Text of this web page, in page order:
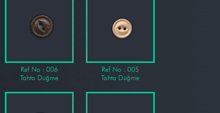
Ref No : 006
Tahta Düğme
Ref No : 005
Tahta Düğme